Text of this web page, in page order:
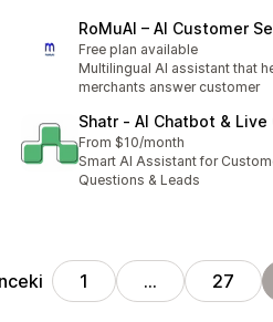
RoMuAI – AI Customer
Free plan available
Multilingual AI assistant that
merchants answer customer
Shatr ‑ AI Chatbot & Live
From $10/month
Smart AI Assistant for
Questions & Leads
1 … 27